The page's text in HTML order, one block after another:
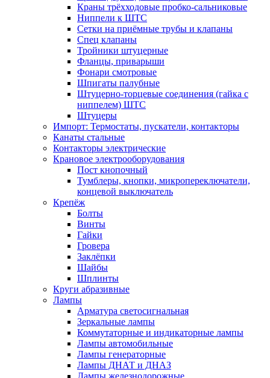
Краны трёхходовые пробко-сальниковые
Ниппели к ШТС
Сетки на приёмные трубы и клапаны
Спец клапаны
Тройники штуцерные
Фланцы, приварыши
Фонари смотровые
Шпигаты палубные
Штуцерно-торцевые соединения (гайка с
ниппелем) ШТС
Штуцеры
Импорт: Термостаты, пускатели, контакторы
Канаты стальные
Контакторы электрические
Крановое электрооборудования
Пост кнопочный
Тумблеры, кнопки, микропереключатели,
концевой выключатель
Крепёж
Болты
Винты
Гайки
Гровера
Заклёпки
Шайбы
Шплинты
Круги абразивные
Лампы
Арматура светосигнальная
Зеркальные лампы
Коммутаторные и индикаторные лампы
Лампы автомобильные
Лампы генераторные
Лампы ДНАТ и ДНАЗ
Лампы железнодорожные